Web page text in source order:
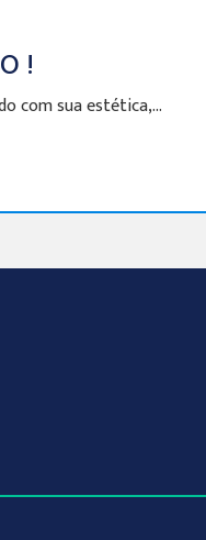
!
com sua estética,...